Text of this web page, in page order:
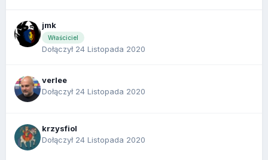
jmk
Właściciel
Dołączył 24 Listopada 2020
verlee
Dołączył 24 Listopada 2020
krzysfiol
Dołączył 24 Listopada 2020